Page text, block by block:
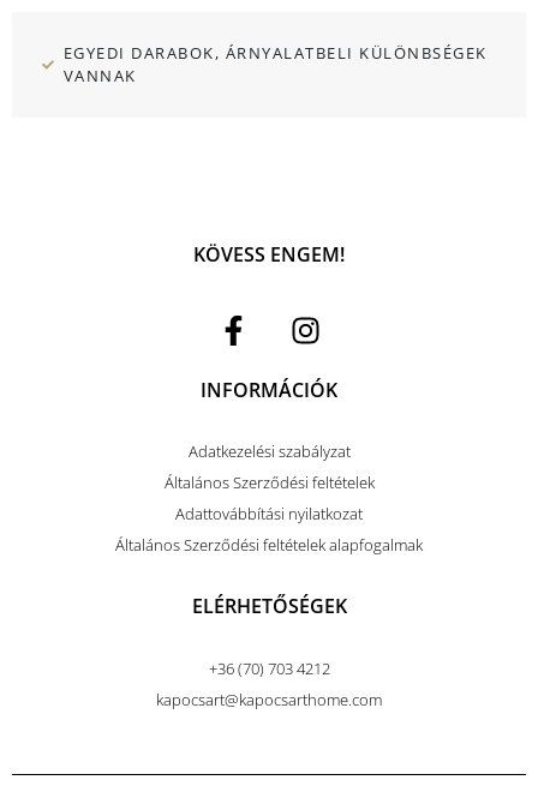
EGYEDI DARABOK, ÁRNYALATBELI KÜLÖNBSÉGEK
VANNAK
KÖVESS ENGEM!
INFORMÁCIÓK
Adatkezelési szabályzat
Általános Szerződési feltételek
Adattovábbítási nyilatkozat
Általános Szerződési feltételek alapfogalmak
ELÉRHETŐSÉGEK
+36 (70) 703 4212
kapocsart@kapocsarthome.com